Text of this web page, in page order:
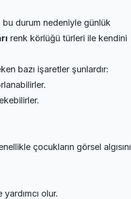
bu durum nedeniyle günlük
renk körlüğü türleri ile kendini
bazı işaretler şunlardır:
çocukların görsel algısını
olur.